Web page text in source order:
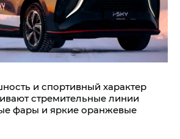
и спортивный характер
стремительные линии
фары и яркие оранжевые